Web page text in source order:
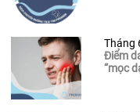
Tháng
Điểm
“mọc